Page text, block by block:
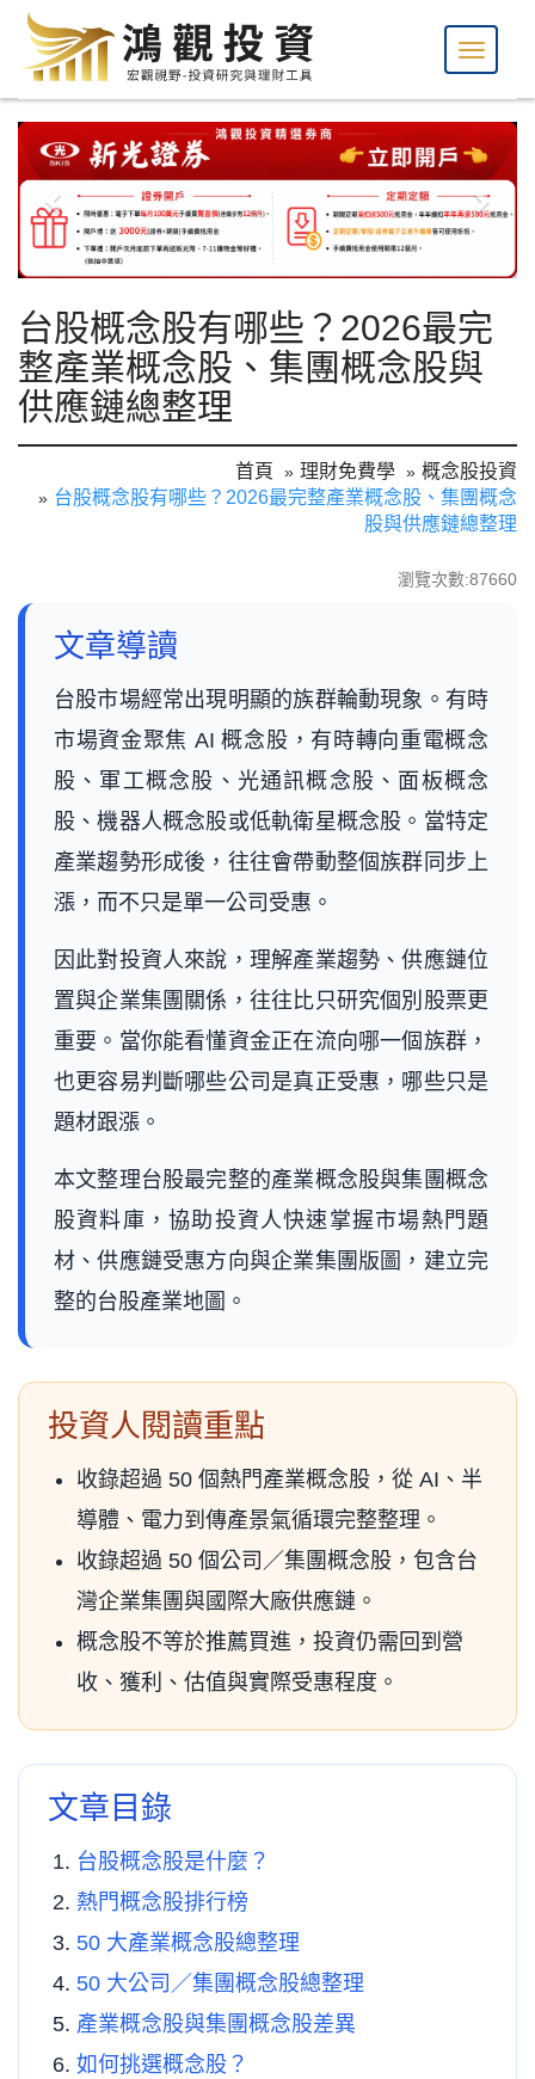
台股概念股有哪些？2026最完
整產業概念股、集團概念股與
供應鏈總整理
首頁 理財免費學
概念股投資
台股概念股有哪些？2026最完整產業概念股、集團概念
股與供應鏈總整理
瀏覽次數:87660
文章導讀
台股市場經常出現明顯的族群輪動現象。有時
市場資金聚焦 AI 概念股，有時轉向重電概念
股、軍工概念股、光通訊概念股、面板概念
股、機器人概念股或低軌衛星概念股。當特定
產業趨勢形成後，往往會帶動整個族群同步上
漲，而不只是單一公司受惠。
因此對投資人來說，理解產業趨勢、供應鏈位
置與企業集團關係，往往比只研究個別股票更
重要。當你能看懂資金正在流向哪一個族群，
也更容易判斷哪些公司是真正受惠，哪些只是
題材跟漲。
本文整理台股最完整的產業概念股與集團概念
股資料庫，協助投資人快速掌握市場熱門題
材、供應鏈受惠方向與企業集團版圖，建立完
整的台股產業地圖。
投資人閱讀重點
收錄超過 50 個熱門產業概念股，從 AI、半
導體、電力到傳產景氣循環完整整理。
收錄超過 50 個公司／集團概念股，包含台
灣企業集團與國際大廠供應鏈。
概念股不等於推薦買進，投資仍需回到營
收、獲利、估值與實際受惠程度。
文章目錄
台股概念股是什麼？
熱門概念股排行榜
50 大產業概念股總整理
50 大公司／集團概念股總整理
產業概念股與集團概念股差異
如何挑選概念股？